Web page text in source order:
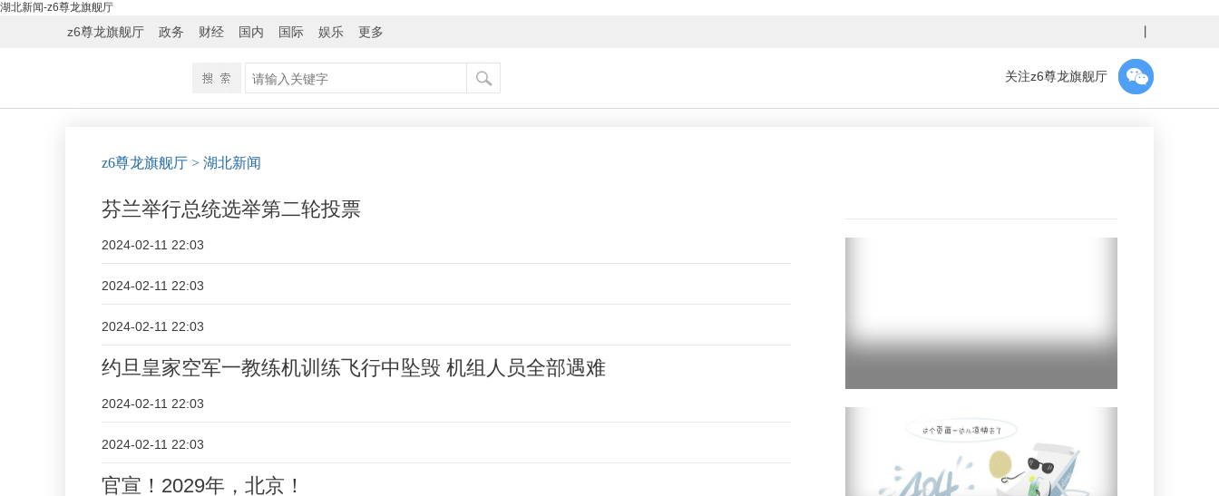
湖北新闻-z6尊龙旗舰厅
z6尊龙旗舰厅 政务 财经 国内 国际 娱乐 更多
关注z6尊龙旗舰厅
z6尊龙旗舰厅 > 湖北新闻
芬兰举行总统选举第二轮投票
2024-02-11 22:03
2024-02-11 22:03
2024-02-11 22:03
约旦皇家空军一教练机训练飞行中坠毁 机组人员全部遇难
2024-02-11 22:03
2024-02-11 22:03
官宣！2029年，北京！